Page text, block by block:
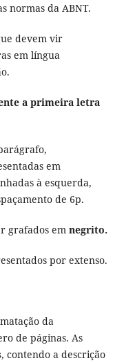
normas da ABNT.
devem vir
em língua
a primeira letra
em
à esquerda,
de 6p.
grafados em negrito.
por extenso.
da
de páginas. As
, contendo a descrição